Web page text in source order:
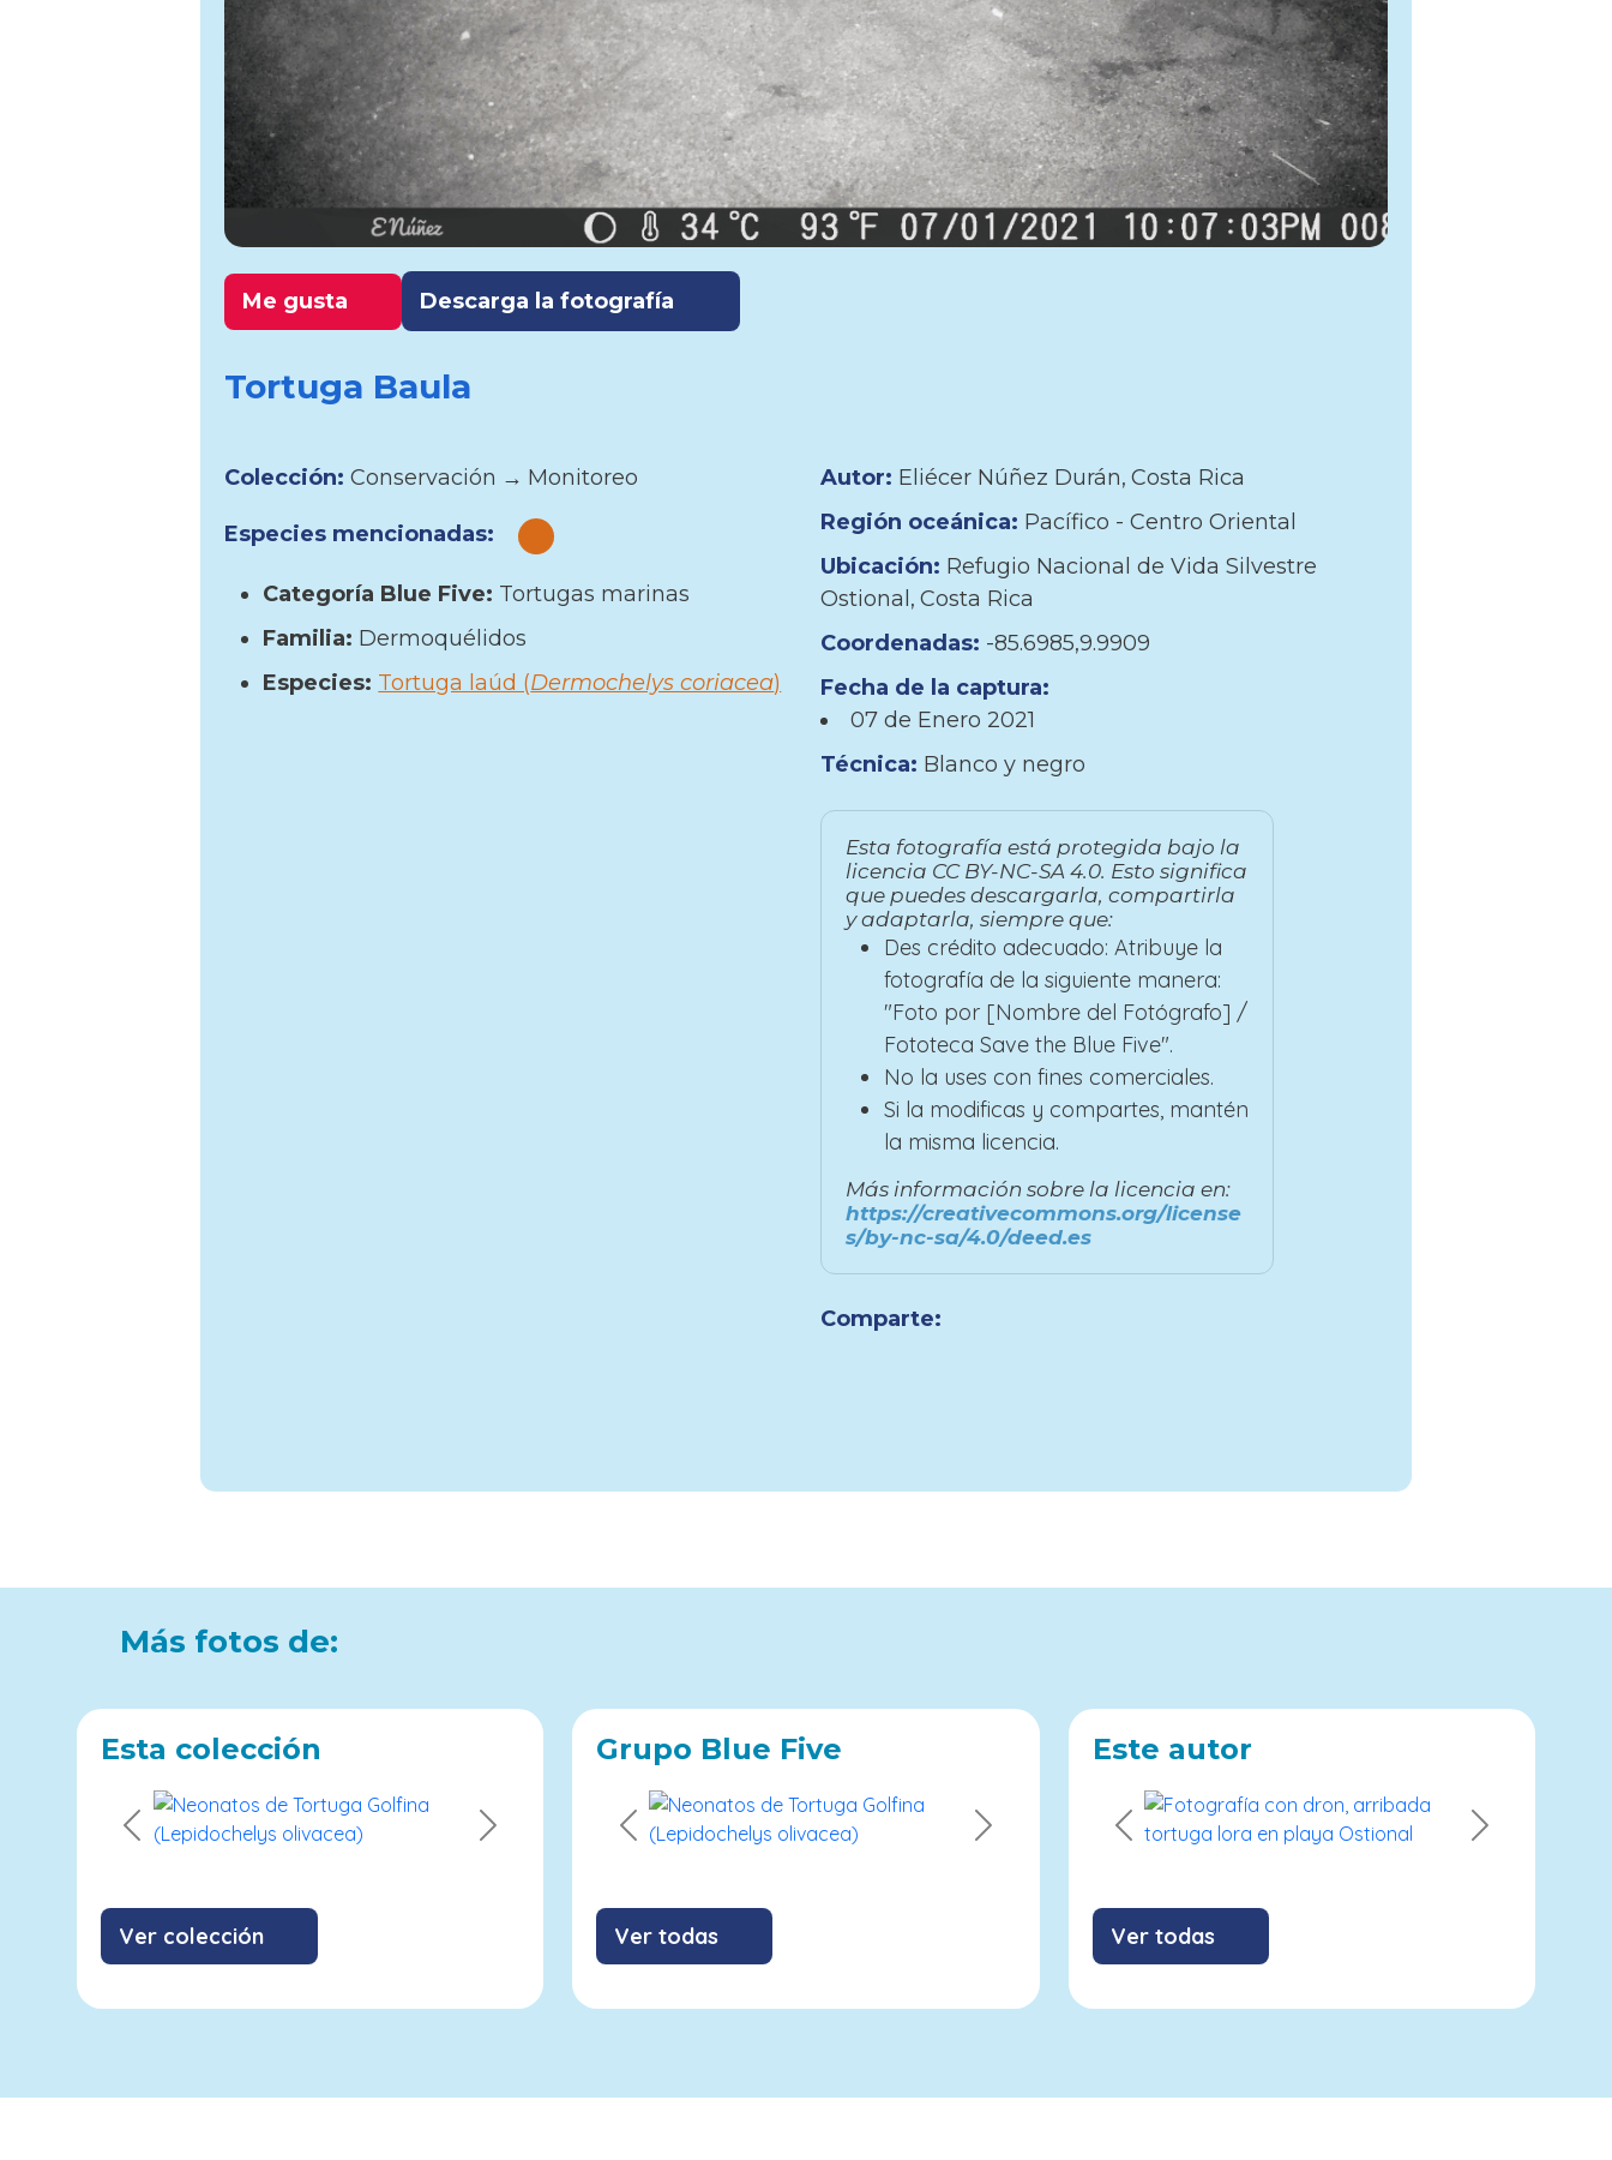
Me gusta Descarga la fotografía
Tortuga Baula
Colección:Conservación → Monitoreo
Especies mencionadas:
Categoría Blue Five: Tortugas marinas
Familia: Dermoquélidos
Especies: Tortuga laúd (Dermochelys coriacea)
Autor: Eliécer Núñez Durán Costa Rica
Región oceánica: Pacífico - Centro Oriental
Ubicación: Refugio Nacional de Vida Silvestre
Ostional
Costa Rica
Coordenadas: -85.6985,9.9909
Fecha de la captura:
07 de Enero 2021
Técnica: Blanco y negro
Esta fotografía está protegida bajo la
licencia CC BY-NC-SA 4.0. Esto significa
que puedes descargarla, compartirla
y adaptarla, siempre que:
Des crédito adecuado: Atribuye la
fotografía de la siguiente manera:
"Foto por [Nombre del Fotógrafo] /
Fototeca Save the Blue Five".
No la uses con fines comerciales.
Si la modificas y compartes, mantén
la misma licencia.
Más información sobre la licencia en:
https://creativecommons.org/license
s/by-nc-sa/4.0/deed.es
Comparte:
Más fotos de:
Esta colección
Previous Next
Ver colección
Grupo Blue Five
Previous Next
Ver todas
Este autor
Previous Next
Ver todas